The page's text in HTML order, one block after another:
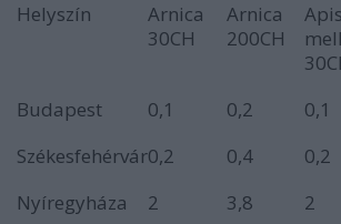
Helyszín
Arnica
30CH
Arnica
200CH
Apis
Budapest 0,1 0,2 0,1
Székesfehérvár0,2 0,4 0,2
Nyíregyháza
2 3,8 2